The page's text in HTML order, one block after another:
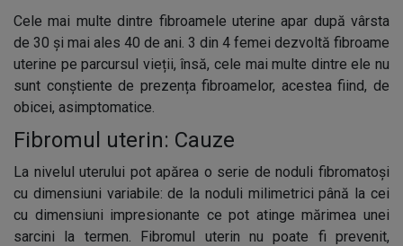
Cele mai multe dintre fibroamele uterine apar după vârsta
de 30 și mai ales 40 de ani. 3 din 4 femei dezvoltă fibroame
uterine pe parcursul vieții, însă, cele mai multe dintre ele nu
sunt conștiente de prezența fibroamelor, acestea fiind, de
obicei, asimptomatice.
Fibromul uterin: Cauze
La nivelul uterului pot apărea o serie de noduli fibromatoși
cu dimensiuni variabile: de la noduli milimetrici până la cei
cu dimensiuni impresionante ce pot atinge mărimea unei
sarcini la termen. Fibromul uterin nu poate fi prevenit,